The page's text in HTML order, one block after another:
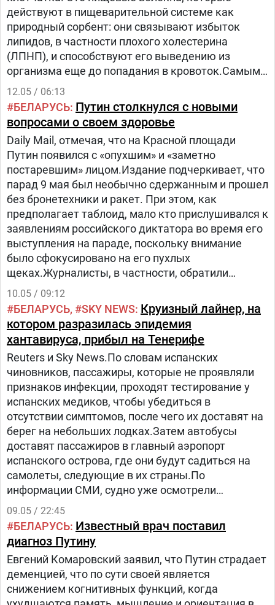
групп реагирования.Африканские центры по
контролю и профилактике заболеваний (Africa
CDC) заявили, что созывают экстренное
совещание с участием ДРК, Уганды, Южного
Судана и глобальных партнеров для усиления
трансграничного надзора и мер
реагирования.Проводится секвенирование
генома штаммаПредварительные результаты
указывают на наличие штамма вируса, отличного
от фиксировавшегося ранее «заирского».
действуют в пищеварительной системе как
природный сорбент: они связывают избыток
липидов, в частности плохого холестерина
(ЛПНП), и способствуют его выведению из
организма еще до попадания в кровоток.Самыми
богатыми такими веществами являются
цельнозерновые продукты, в частности
различные виды каш.
12.05 / 06:13
БЕЛАРУСЬ Путин столкнулся с новыми
вопросами о своем здоровье
Daily Mail, отмечая, что на Красной площади
Путин появился с «опухшим» и «заметно
постаревшим» лицом.Издание подчеркивает, что
парад 9 мая был необычно сдержанным и прошел
без бронетехники и ракет. При этом, как
предполагает таблоид, мало кто прислушивался к
заявлениям российского диктатора во время его
выступления на параде, поскольку внимание
было сфокусировано на его пухлых
щеках.Журналисты, в частности, обратили
внимание на описание к видео с Путиным,
опубликованном в Telegram-канале депутата
Верховной Рады Украины VIII созыва,
заместителя главы МВД в 2019—2021 годах
Антона Геращенко: «Лицо «победителя» и главы
«сверхдержавы».Внешний вид Путина также
прокомментировал Telegram-канал Крымский
ветер.Там отметили: «История показывает, что
многие диктаторы перед падением режима или
смертью заметно старели внешне.
10.05 / 09:12
БЕЛАРУСЬ SKY NEWS Круизный лайнер, на
котором разразилась эпидемия
хантавируса, прибыл на Тенерифе
Reuters и Sky News.По словам испанских
чиновников, пассажиры, которые не проявляли
признаков инфекции, проходят тестирование у
испанских медиков, чтобы убедиться в
отсутствии симптомов, после чего их доставят на
берег на небольших лодках.Затем автобусы
доставят пассажиров в главный аэропорт
испанского острова, где они будут садиться на
самолеты, следующие в их страны.По
информации СМИ, судно уже осмотрели
профильные эксперты после его прибытия в
порт.По результатам инспекции, на борту не
обнаружили грызунов, из-за которых ранее
возникли опасения относительно санитарной
безопасности лайнера.После завершения
медицинского контроля власти должны начать
организованную высадку пассажиров в
09.05 / 22:45
БЕЛАРУСЬ Известный врач поставил
диагноз Путину
Евгений Комаровский заявил, что Путин страдает
деменцией, что по сути своей является
снижением когнитивных функций, когда